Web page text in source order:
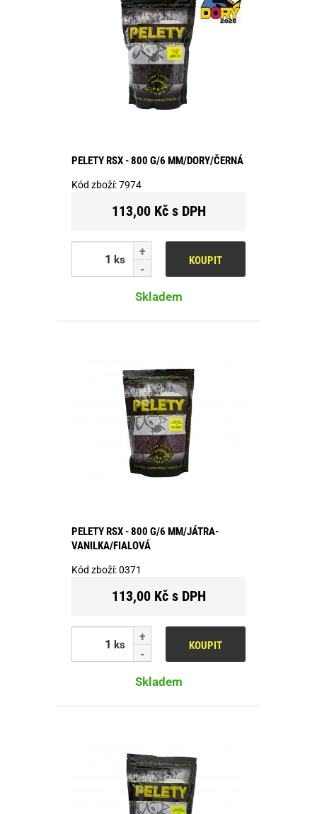
PELETY RSX - 800 G/6 MM/DORY/ČERNÁ
Kód zboží:7974
113,00 Kč s DPH
ks KOUPIT
Skladem
PELETY RSX - 800 G/6 MM/JÁTRA-
VANILKA/FIALOVÁ
Kód zboží:0371
113,00 Kč s DPH
ks KOUPIT
Skladem